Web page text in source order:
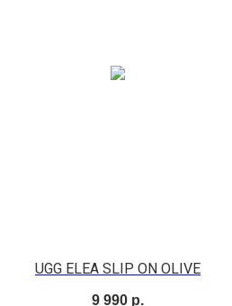
UGG ELEA SLIP ON OLIVE
9 990 р.